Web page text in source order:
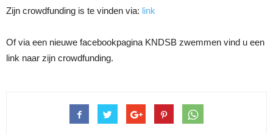
Zijn crowdfunding is te vinden via: link
Of via een nieuwe facebookpagina KNDSB zwemmen vind u een
link naar zijn crowdfunding.